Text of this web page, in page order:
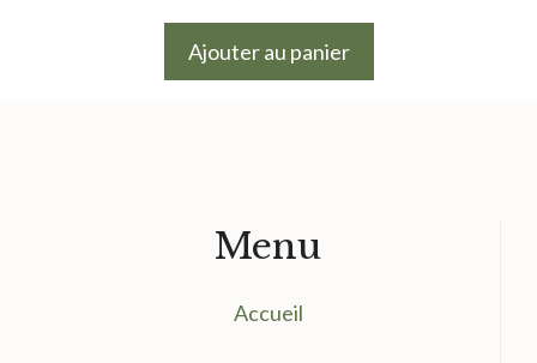
actuel
Ajouter au panier
Menu
Accueil